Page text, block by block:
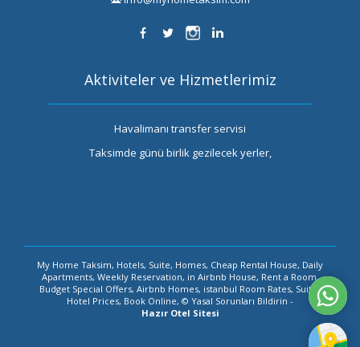
Aktiviteler ve Hizmetlerimiz
Havalimanı transfer servisi
Taksimde günü birlik gezilecek yerler,
My Home Taksim, Hotels, Suite, Homes, Cheap Rental House, Daily
Apartments, Weekly Reservation, in Airbnb House, Rent a Room,
Budget Special Offers, Airbnb Homes, istanbul Room Rates, Suites
Hotel Prices, Book Online, © Yasal Sorunları Bildirin -
Hazır Otel Sitesi